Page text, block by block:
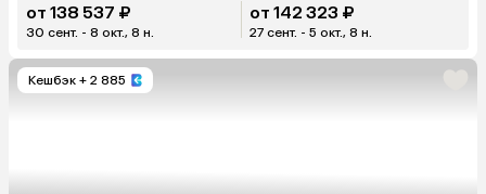
от 138 537 ₽
30 сент. - 8 окт., 8 н.
от 142 323 ₽
27 сент. - 5 окт., 8 н.
Кешбэк + 2 885